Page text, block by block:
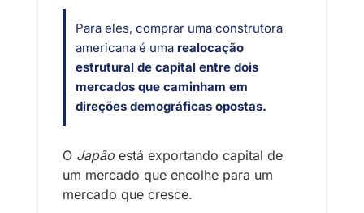
Para eles, comprar uma construtora
americana é uma realocação
estrutural de capital entre dois
mercados que caminham em
direções demográficas opostas.
O Japão está exportando capital de
um mercado que encolhe para um
mercado que cresce.